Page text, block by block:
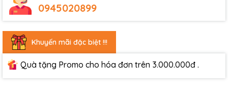
0945020899
Khuyến mãi đặc biệt !!!
Quà tặng Promo cho hóa đơn trên 3.000.000đ .